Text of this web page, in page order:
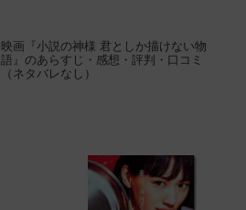
映画『小説の神様 君としか描けない物
語』のあらすじ・感想・評判・口コミ
（ネタバレなし）